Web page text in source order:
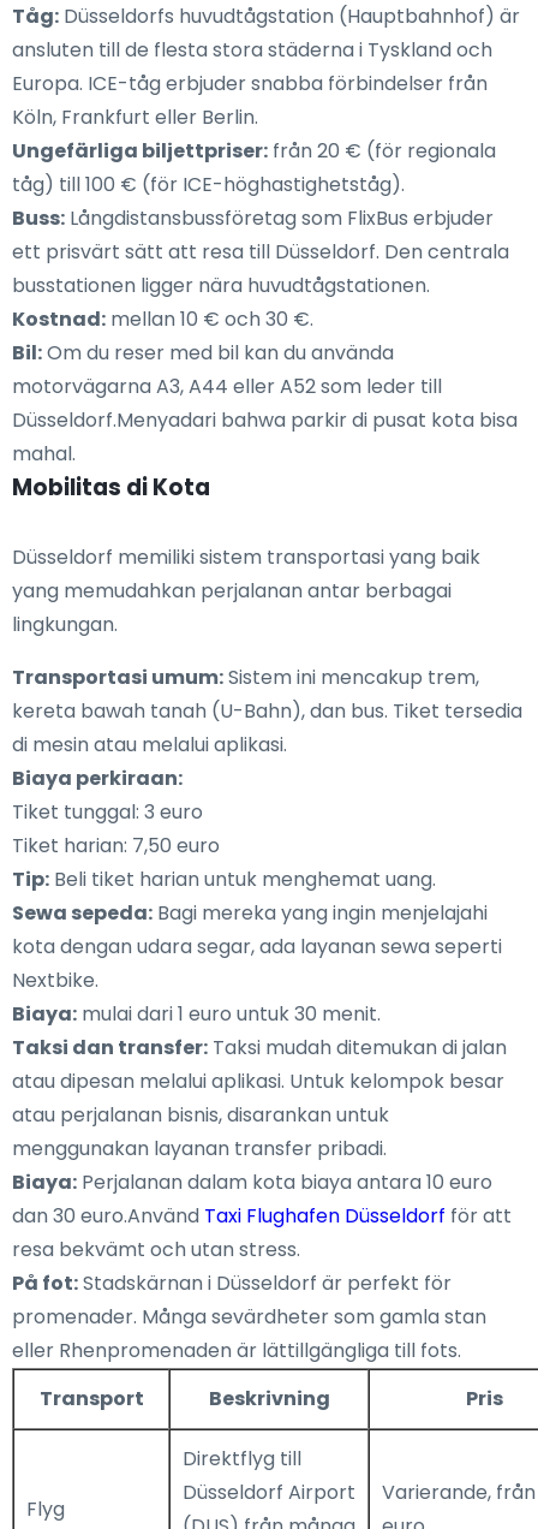
Tåg: Düsseldorfs huvudtågstation (Hauptbahnhof) är
ansluten till de flesta stora städerna i Tyskland och
Europa. ICE-tåg erbjuder snabba förbindelser från
Köln, Frankfurt eller Berlin.
Ungefärliga biljettpriser: från 20 € (för regionala
tåg) till 100 € (för ICE-höghastighetståg).
Buss: Långdistansbussföretag som FlixBus erbjuder
ett prisvärt sätt att resa till Düsseldorf. Den centrala
busstationen ligger nära huvudtågstationen.
Kostnad: mellan 10 € och 30 €.
Bil:Om du reser med bil kan du använda
motorvägarna A3, A44 eller A52 som leder till
Düsseldorf.Menyadari bahwa parkir di pusat kota bisa
mahal.
Mobilitas di Kota
Düsseldorf memiliki sistem transportasi yang baik
yang memudahkan perjalanan antar berbagai
lingkungan.
Transportasi umum:Sistem ini mencakup trem,
kereta bawah tanah (U-Bahn), dan bus. Tiket tersedia
di mesin atau melalui aplikasi.
Biaya perkiraan:
Tiket tunggal: 3 euro
Tiket harian: 7,50 euro
Tip: Beli tiket harian untuk menghemat uang.
Sewa sepeda: Bagi mereka yang ingin menjelajahi
kota dengan udara segar, ada layanan sewa seperti
Nextbike.
Biaya: mulai dari 1 euro untuk 30 menit.
Taksi dan transfer: Taksi mudah ditemukan di jalan
atau dipesan melalui aplikasi. Untuk kelompok besar
atau perjalanan bisnis, disarankan untuk
menggunakan layanan transfer pribadi.
Biaya: Perjalanan dalam kota biaya antara 10 euro
dan 30 euro.Använd Taxi Flughafen Düsseldorf för att
resa bekvämt och utan stress.
På fot:Stadskärnan i Düsseldorf är perfekt för
promenader. Många sevärdheter som gamla stan
eller Rhenpromenaden är lättillgängliga till fots.
Transport
Beskrivning Pris
Flyg
Direktflyg till
Düsseldorf Airport
Varierande,